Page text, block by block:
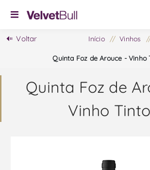
Voltar Início / Vinhos
Quinta Foz de Arouce - Vinho
Quinta Foz de
Vinho Tinto